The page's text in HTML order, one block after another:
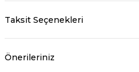
Taksit Seçenekleri
Önerileriniz